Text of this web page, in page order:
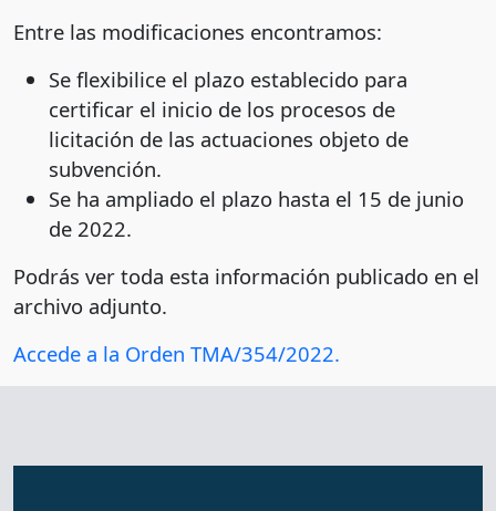
Entre las modificaciones encontramos:
Se flexibilice el plazo establecido para
certificar el inicio de los procesos de
licitación de las actuaciones objeto de
subvención.
Se ha ampliado el plazo hasta el 15 de junio
de 2022.
Podrás ver toda esta información publicado en el
archivo adjunto.
Accede a la Orden TMA/354/2022.